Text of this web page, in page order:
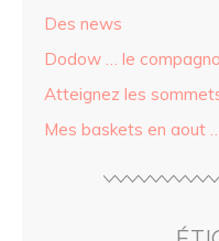
Des news
Dodow … le
Atteignez les
Mes baskets en aout